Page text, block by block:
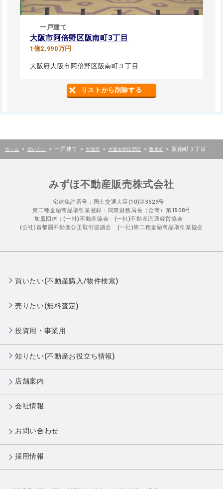
一戸建て
大阪市阿倍野区阪南町3丁目
1億2,990万円
大阪府大阪市阿倍野区阪南町３丁目
リストから削除する
ホーム > 買いたい > 一戸建て > 大阪府 > 大阪市阿倍野区 > 阪南町 > 阪南町３丁目
みずほ不動産販売株式会社
宅建免許番号：国土交通大臣(10)第3529号
第二種金融商品取引業登録：関東財務局長（金商）第1508号
加盟団体：(一社)不動産協会 (一社)不動産流通経営協会
(公社)首都圏不動産公正取引協議会 (一社)第二種金融商品取引業協会
買いたい(不動産購入/物件検索)
売りたい(無料査定)
投資用・事業用
知りたい(不動産お役立ち情報)
店舗案内
会社情報
お問い合わせ
採用情報